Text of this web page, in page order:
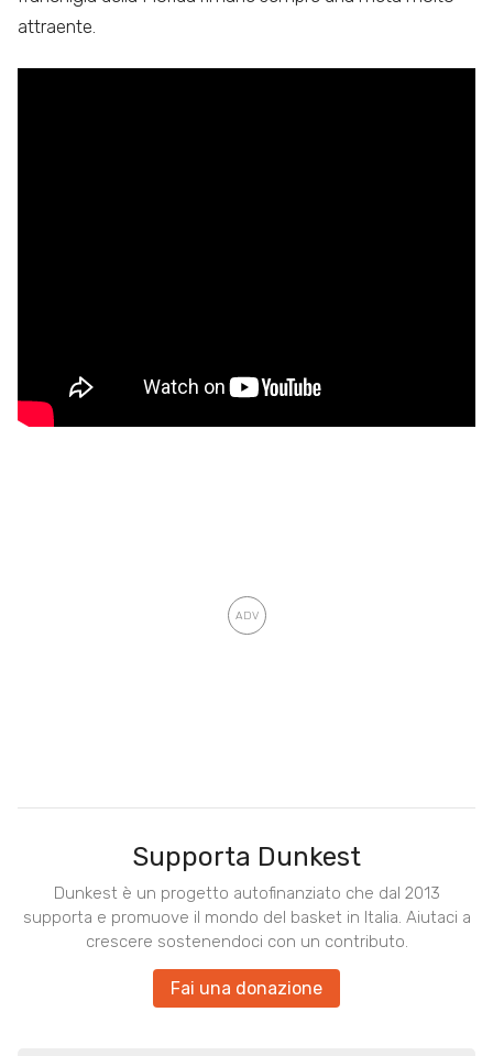
attraente.
Supporta Dunkest
Dunkest è un progetto autofinanziato che dal 2013
supporta e promuove il mondo del basket in Italia. Aiutaci a
crescere sostenendoci con un contributo.
Fai una donazione